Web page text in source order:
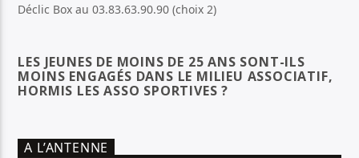
Déclic Box au 03.83.63.90.90 (choix 2)
LES JEUNES DE MOINS DE 25 ANS SONT-ILS
MOINS ENGAGÉS DANS LE MILIEU ASSOCIATIF,
HORMIS LES ASSO SPORTIVES ?
A L’ANTENNE